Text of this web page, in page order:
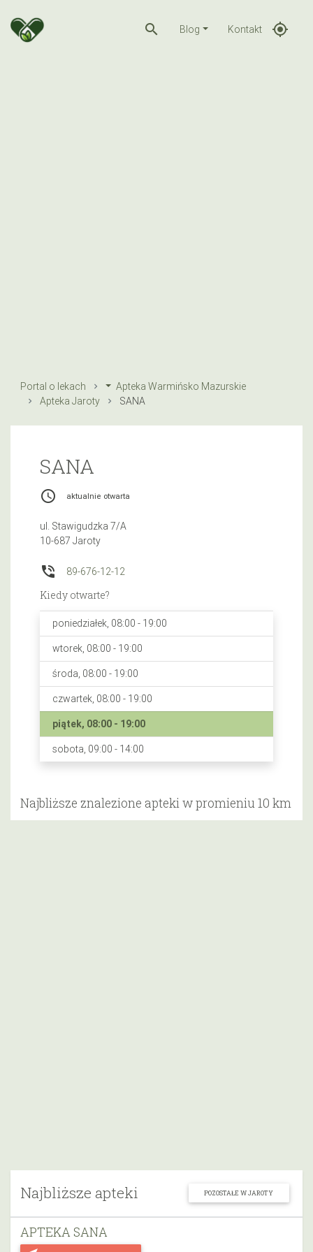
search Blog Kontakt gps_fixed
Portal o lekach
Apteka Warmińsko Mazurskie
Apteka Jaroty
SANA
Najbliższe apteki POZOSTAŁE W JAROTY
APTEKA SANA
SANA
access_time aktualnie otwarta
ul. Stawigudzka 7/A
10-687 Jaroty
phone_in_talk 89-676-12-12
Kiedy otwarte?
poniedziałek, 08:00 - 19:00
wtorek, 08:00 - 19:00
środa, 08:00 - 19:00
czwartek, 08:00 - 19:00
piątek, 08:00 - 19:00
sobota, 09:00 - 14:00
Najbliższe znalezione apteki w promieniu 10 km